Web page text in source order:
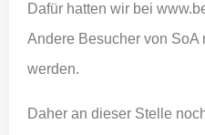
Dafür hatten wir bei
Andere Besucher von SoA
werden.
Daher an dieser Stelle